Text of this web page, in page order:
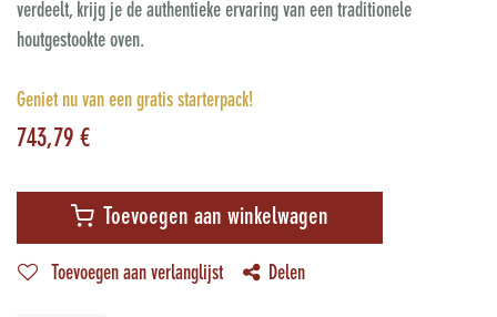
verdeelt, krijg je de authentieke ervaring van een traditionele
houtgestookte oven.
Geniet nu van een gratis starterpack!
743,79 €
Toevoegen aan winkelwagen
Toevoegen aan verlanglijst Delen